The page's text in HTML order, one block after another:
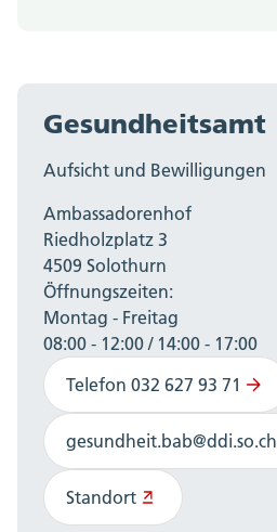
Gesundheitsamt
Aufsicht und Bewilligungen
Ambassadorenhof
Riedholzplatz 3
4509 Solothurn
Öffnungszeiten:
Montag - Freitag
08:00 - 12:00 / 14:00 - 17:00
Telefon 032 627 93 71
gesundheit.bab@ddi.so.ch
Standort